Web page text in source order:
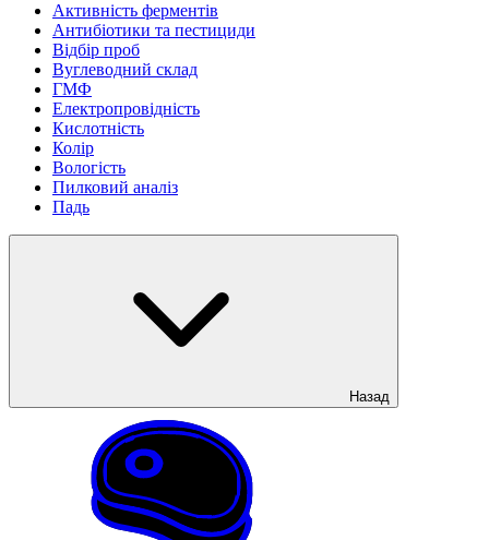
Активність ферментів
Антибіотики та пестициди
Відбір проб
Вуглеводний склад
ГМФ
Електропровідність
Кислотність
Колір
Вологість
Пилковий аналіз
Падь
Назад